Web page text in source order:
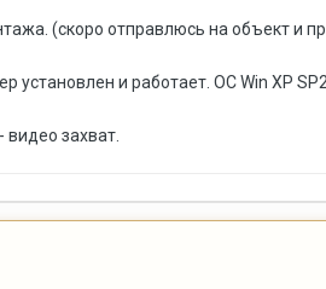
(скоро отправлюсь на объект и
установлен и работает. ОС Win XP SP2.
захват.